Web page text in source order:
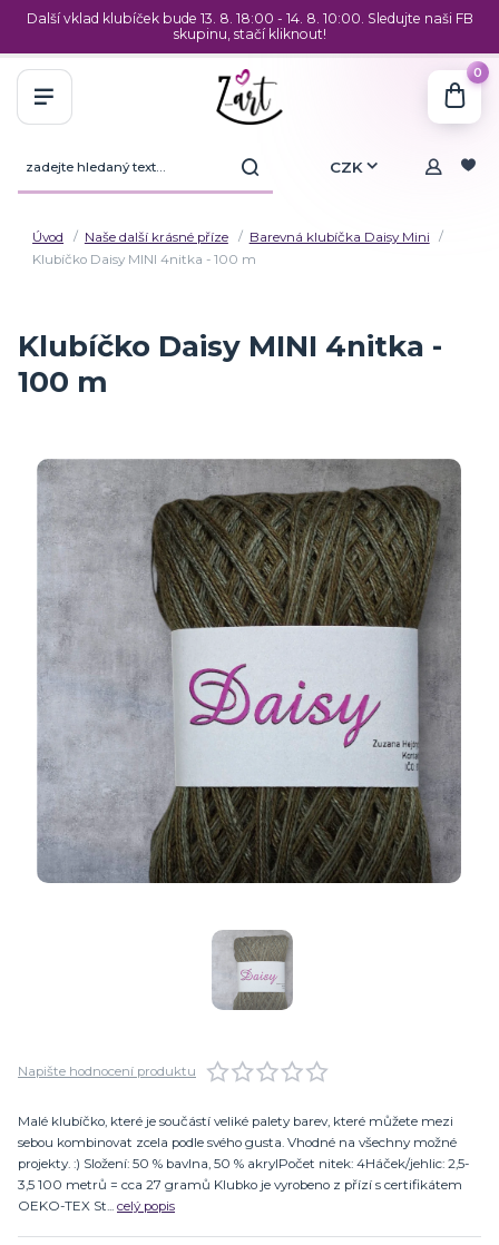
Další vklad klubíček bude 13. 8. 18:00 - 14. 8. 10:00. Sledujte naši FB
skupinu, stačí kliknout!
CZK
0
Úvod Naše další krásné příze
Barevná klubíčka Daisy Mini
Klubíčko Daisy MINI 4nitka - 100 m
Klubíčko Daisy MINI 4nitka -
100 m
Napište hodnocení produktu
Malé klubíčko, které je součástí veliké palety barev, které můžete mezi
sebou kombinovat zcela podle svého gusta. Vhodné na všechny možné
projekty. :) Složení: 50 % bavlna, 50 % akrylPočet nitek: 4Háček/jehlic: 2,5-
3,5 100 metrů = cca 27 gramů Klubko je vyrobeno z přízí s certifikátem
OEKO-TEX St... celý popis